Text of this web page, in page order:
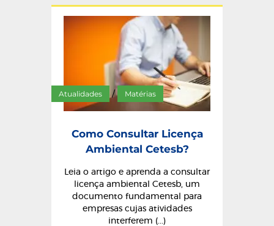
Atualidades / Matérias
Como Consultar Licença
Ambiental Cetesb?
Leia o artigo e aprenda a consultar
licença ambiental Cetesb, um
documento fundamental para
empresas cujas atividades
interferem (...)